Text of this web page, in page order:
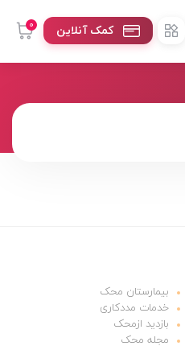
0 کمک آنلاین
بیمارستان محک
خدمات مددکاری
بازدید ازمحک
مجله محک